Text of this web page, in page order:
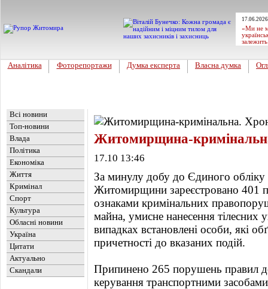
«Ми не
Аналітика Фоторепортажи Думка експерта Власна думка
Всі новини
Топ-новини
Влада
Політика
Економіка
Життя
Кримінал
Спорт
Культура
Обласні новини
Україна
Цитати
Актуально
Скандали
Житомирщина-
17.10 13:46
За минулу добу до Єдиного обліку
Житомирщини зареєстровано 401
ознаками кримінальних
майна, умисне нанесення
випадках встановлені особи, які
причетності до вказаних подій.
Припинено 265 порушень правил
керування транспортними